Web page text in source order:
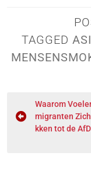
TAGGED
Waarom
migranten
kken tot de